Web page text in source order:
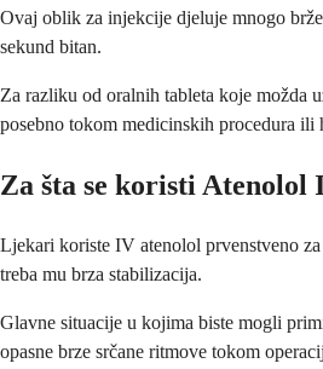
Ovaj oblik za injekcije djeluje mnogo
sekund bitan.
Za razliku od oralnih tableta koje možda
posebno tokom medicinskih procedura ili
Za šta se koristi Atenolol
Ljekari koriste IV atenolol prvenstveno
treba mu brza stabilizacija.
Glavne situacije u kojima biste mogli
opasne brze srčane ritmove tokom